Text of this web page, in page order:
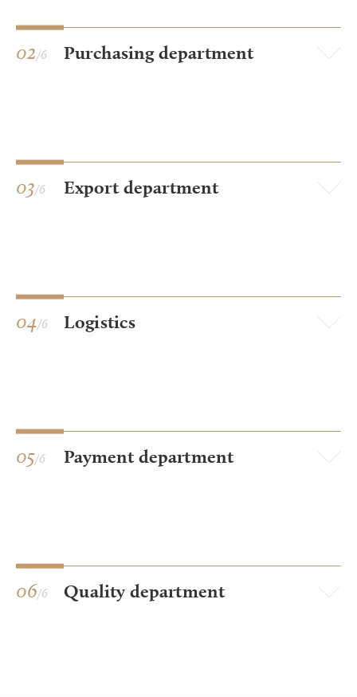
02/6 Purchasing department
03/6 Export department
04/6 Logistics
05/6 Payment department
06/6 Quality department